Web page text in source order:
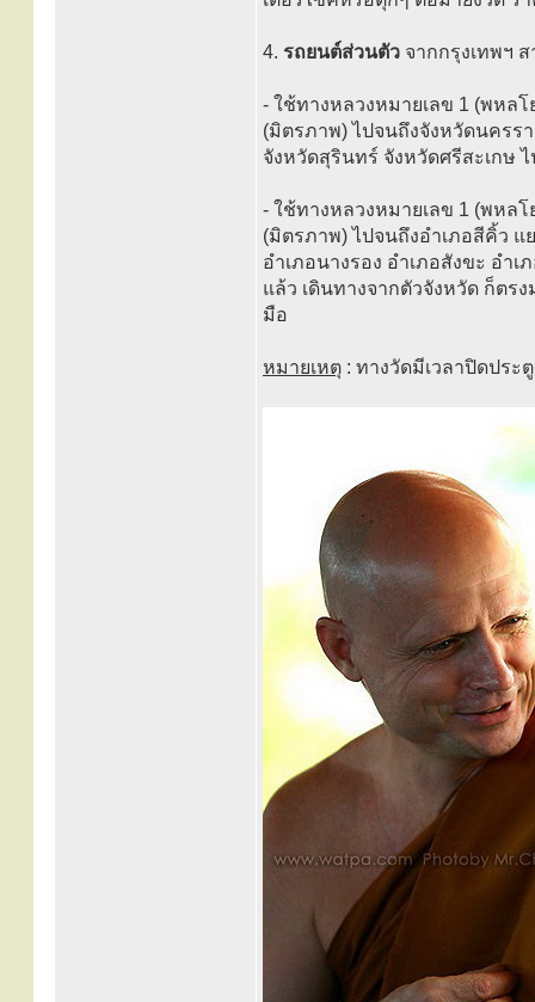
4. รถยนต์ส่วนตัว จากกรุงเทพฯ
- ใช้ทางหลวงหมายเลข 1 (พหล
(มิตรภาพ) ไปจนถึงจังหวัดนครร
จังหวัดสุรินทร์ จังหวัดศรีสะเกษ
- ใช้ทางหลวงหมายเลข 1 (พหล
(มิตรภาพ) ไปจนถึงอำเภอสีคิ้ว แ
อำเภอนางรอง อำเภอสังขะ อำ
แล้ว เดินทางจากตัวจังหวัด ก็ตร
มือ
หมายเหตุ : ทางวัดมีเวลาปิดประ